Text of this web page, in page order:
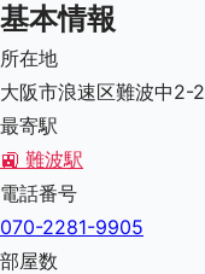
基本情報
所在地
大阪市浪速区難波中2-
最寄駅
🚉 難波駅
電話番号
070-2281-9905
部屋数